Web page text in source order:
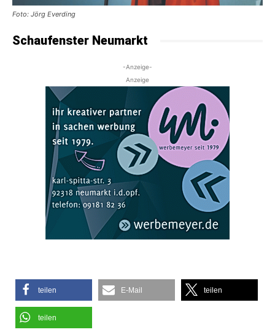
Foto: Jörg Everding
Schaufenster Neumarkt
-Anzeige-
Anzeige
teilen E-Mail teilen
teilen